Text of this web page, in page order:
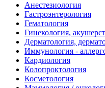
Анестезиология
Гастроэнтерология
Гематология
Гинекология,
Дерматология,
Иммунология -
Кардиология
Колопроктология
Косметология